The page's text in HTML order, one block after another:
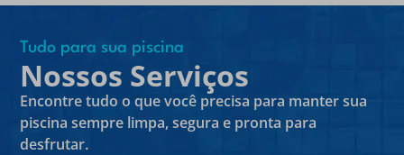
Tudo para sua piscina
Nossos Serviços
Encontre tudo o que você precisa para manter sua
piscina sempre limpa, segura e pronta para
desfrutar.